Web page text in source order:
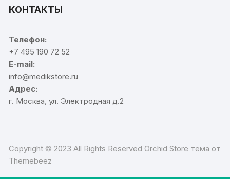
КОНТАКТЫ
Телефон:
+7 495 190 72 52
E-mail:
info@medikstore.ru
Адрес:
г. Москва, ул. Электродная д.2
Copyright © 2023 All Rights Reserved Orchid Store тема от
Themebeez